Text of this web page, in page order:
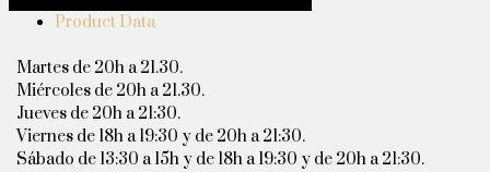
Product Data
Martes de 20h a 21.30.
Miércoles de 20h a 21.30.
Jueves de 20h a 21:30.
Viernes de 18h a 19:30 y de 20h a 21:30.
Sábado de 13:30 a 15h y de 18h a 19:30 y de 20h a 21:30.